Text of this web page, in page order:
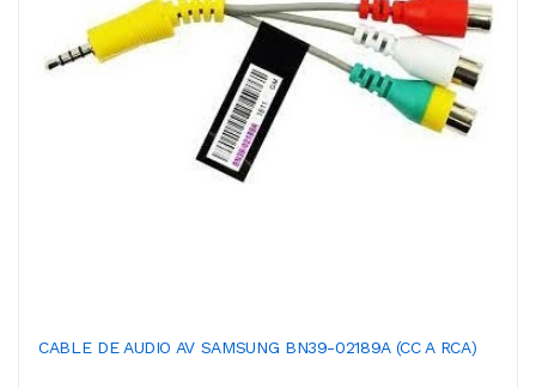
CABLE DE AUDIO AV SAMSUNG BN39-02189A (CC A RCA)